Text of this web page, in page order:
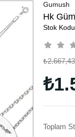
Gumush
Hk
₺2.667,43
Toplam